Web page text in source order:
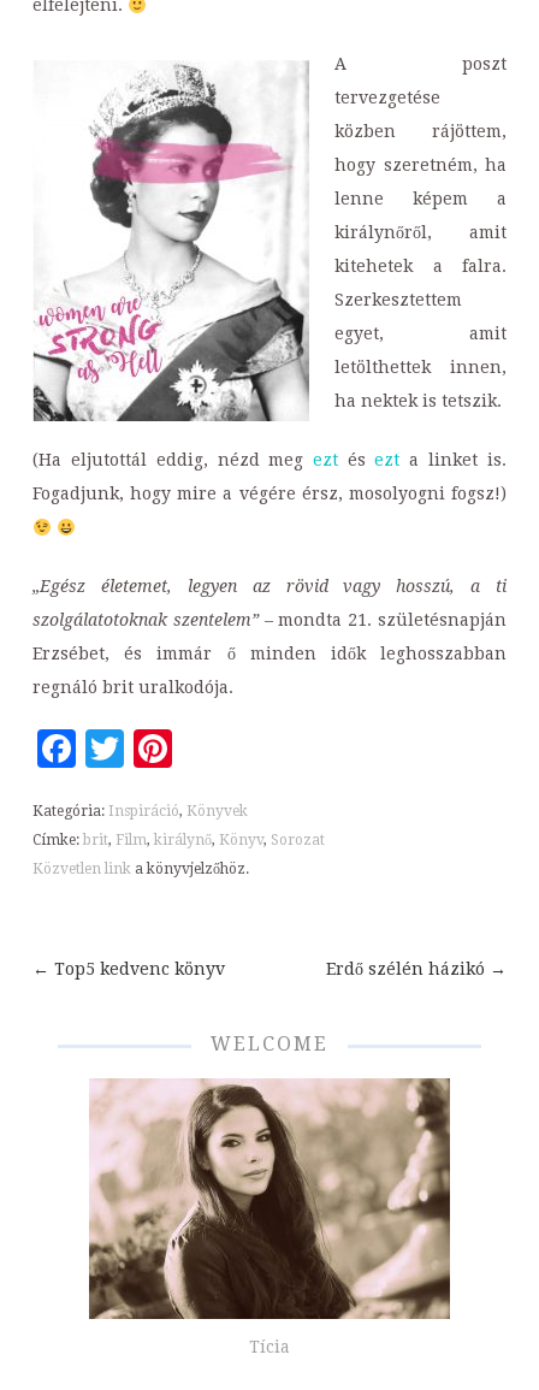
elfelejteni.
A poszt
tervezgetése
közben rájöttem,
hogy szeretném, ha
lenne képem a
királynőről, amit
kitehetek a falra.
Szerkesztettem
egyet, amit
letölthettek innen,
ha nektek is tetszik.
(Ha eljutottál eddig, nézd meg ezt ésezt a linket is.
Fogadjunk, hogy mire a végére érsz, mosolyogni fogsz!)
„Egész életemet, legyen az rövid vagy hosszú, a ti
szolgálatotoknak szentelem”– mondta 21. születésnapján
Erzsébet, és immár ő minden idők leghosszabban
regnáló brit uralkodója.
Facebook
Twitter
Kategória: Inspiráció, Könyvek
Címke:brit, Film,királynő, Könyv, Sorozat
Közvetlen link a könyvjelzőhöz.
Bejegyzések
navigációja
← Top5 kedvenc könyv Erdő szélén házikó →
WELCOME
Tícia